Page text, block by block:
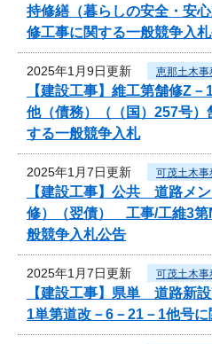
持修繕（暮らしの安全・安
修工事に関する一般競争入
2025年1月9日更新 恵那土木事
【建設工事】維工第舗修Z
他（債務）（（国）257号
する一般競争入札
2025年1月7日更新 可茂土木事
【建設工事】公共 道路メ
修）（翌債） 工事/工維3第
般競争入札公告
2025年1月7日更新 可茂土木事
【建設工事】県単 道路新
1単第道改－6－21－1他号